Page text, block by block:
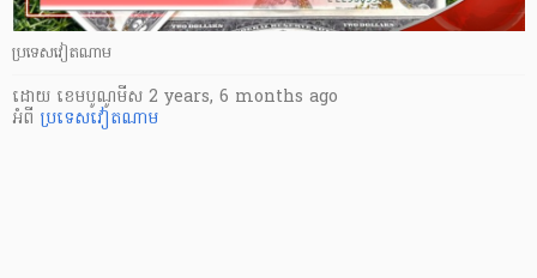
ប្រទេសវៀតណាម
ដោយ ​ ខេមបូណូមីស 2 years, 6 months ago
អំពី ប្រទេសវៀតណាម